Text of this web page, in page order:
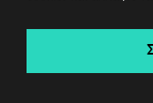
Filters